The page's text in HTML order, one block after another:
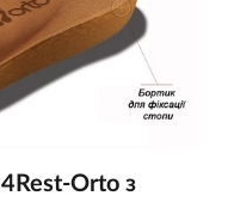
Orto з